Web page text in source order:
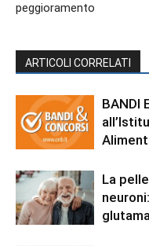
peggioramento
ARTICOLI CORRELATI
BANDI
La